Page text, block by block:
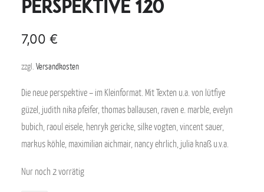
perspektive 120
7,00 €
zzgl. Versandkosten
Die neue perspektive – im Kleinformat. Mit Texten u.a. von lütfiye
güzel, judith nika pfeifer, thomas ballausen, raven e. marble, evelyn
bubich, raoul eisele, henryk gericke, silke vogten, vincent sauer,
markus köhle, maximilian aichmair, nancy ehrlich, julia knaß u.v.a.
Nur noch 2 vorrätig